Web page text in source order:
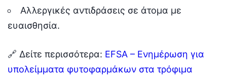
Αλλεργικές αντιδράσεις σε άτομα με
ευαισθησία.
🔗 Δείτε περισσότερα: EFSA – Ενημέρωση για
υπολείμματα φυτοφαρμάκων στα τρόφιμα